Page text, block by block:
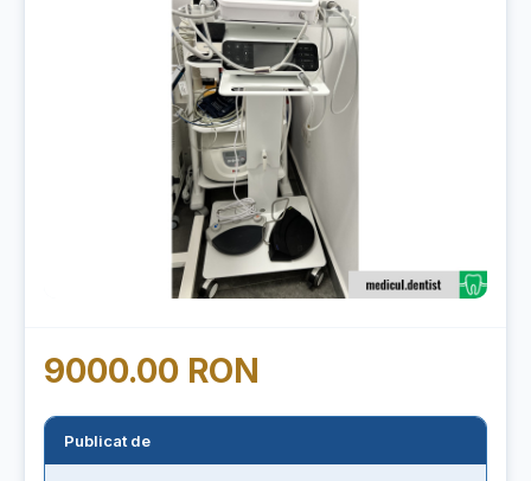
9000.00 RON
Publicat de